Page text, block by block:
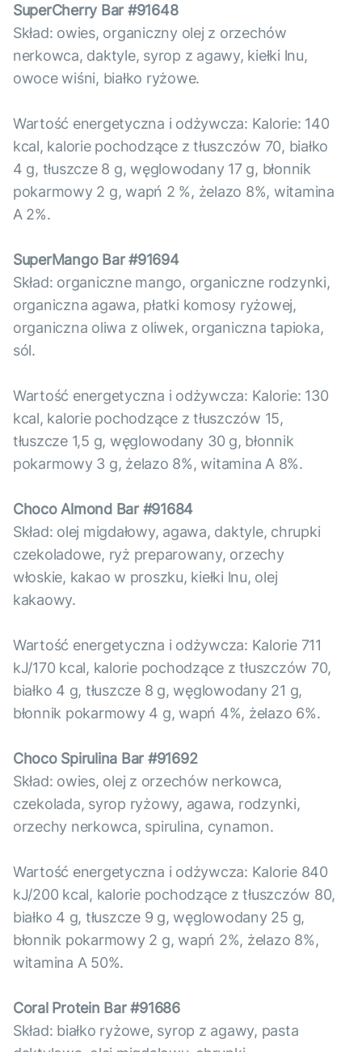
SuperCherry Bar #91648
Skład: owies, organiczny olej z orzechów
nerkowca, daktyle, syrop z agawy, kiełki lnu,
owoce wiśni, białko ryżowe.
Wartość energetyczna i odżywcza: Kalorie: 140
kcal, kalorie pochodzące z tłuszczów 70, białko
4 g, tłuszcze 8 g, węglowodany 17 g, błonnik
pokarmowy 2 g, wapń 2 %, żelazo 8%, witamina
A 2%.
SuperMango Bar #91694
Skład: organiczne mango, organiczne rodzynki,
organiczna agawa, płatki komosy ryżowej,
organiczna oliwa z oliwek, organiczna tapioka,
sól.
Wartość energetyczna i odżywcza: Kalorie: 130
kcal, kalorie pochodzące z tłuszczów 15,
tłuszcze 1,5 g, węglowodany 30 g, błonnik
pokarmowy 3 g, żelazo 8%, witamina A 8%.
Choco Almond Bar #91684
Skład: olej migdałowy, agawa, daktyle, chrupki
czekoladowe, ryż preparowany, orzechy
włoskie, kakao w proszku, kiełki lnu, olej
kakaowy.
Wartość energetyczna i odżywcza: Kalorie 711
kJ/170 kcal, kalorie pochodzące z tłuszczów 70,
białko 4 g, tłuszcze 8 g, węglowodany 21 g,
błonnik pokarmowy 4 g, wapń 4%, żelazo 6%.
Choco Spirulina Bar #91692
Skład: owies, olej z orzechów nerkowca,
czekolada, syrop ryżowy, agawa, rodzynki,
orzechy nerkowca, spirulina, cynamon.
Wartość energetyczna i odżywcza: Kalorie 840
kJ/200 kcal, kalorie pochodzące z tłuszczów 80,
białko 4 g, tłuszcze 9 g, węglowodany 25 g,
błonnik pokarmowy 2 g, wapń 2%, żelazo 8%,
witamina A 50%.
Coral Protein Bar #91686
Skład: białko ryżowe, syrop z agawy, pasta